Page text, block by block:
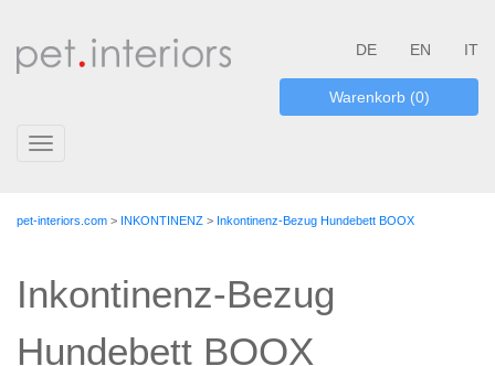
DE EN IT
Warenkorb (0)
Toggle
pet-interiors.com > INKONTINENZ > Inkontinenz-Bezug Hundebett BOOX
Inkontinenz-Bezug
Hundebett BOOX